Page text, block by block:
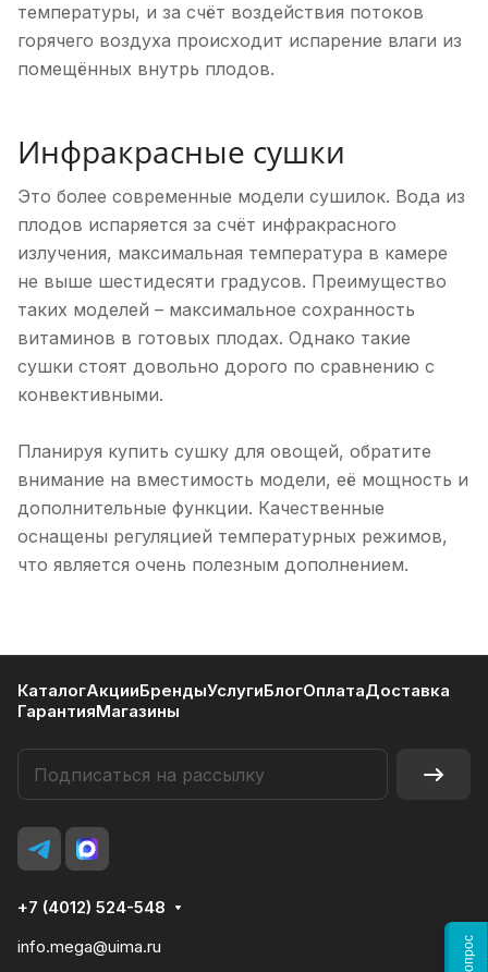
температуры, и за счёт воздействия потоков
горячего воздуха происходит испарение влаги из
помещённых внутрь плодов.
Инфракрасные сушки
Это более современные модели сушилок. Вода из
плодов испаряется за счёт инфракрасного
излучения, максимальная температура в камере
не выше шестидесяти градусов. Преимущество
таких моделей – максимальное сохранность
витаминов в готовых плодах. Однако такие
сушки стоят довольно дорого по сравнению с
конвективными.
Планируя купить сушку для овощей, обратите
внимание на вместимость модели, её мощность и
дополнительные функции. Качественные
оснащены регуляцией температурных режимов,
что является очень полезным дополнением.
КаталогАкцииБрендыУслугиБлогОплатаДоставка
ГарантияМагазины
+7 (4012) 524-548
info.mega@uima.ru